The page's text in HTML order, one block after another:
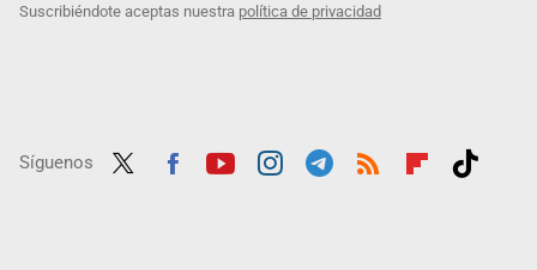
Suscribiéndote aceptas nuestra política de privacidad
Síguenos